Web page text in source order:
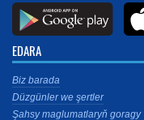
EDARA
Biz barada
Düzgünler we şertler
Şahsy maglumatlaryň goragy